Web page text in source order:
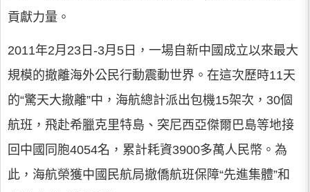
貢獻力量。
2011年2月23日-3月5日，一場自新中國成立以來最大
規模的撤離海外公民行動震動世界。在這次歷時11天
的“驚天大撤離”中，海航總計派出包機15架次，30個
航班，飛赴希臘克里特島、突尼西亞傑爾巴島等地接
回中國同胞4054名，累計耗資3900多萬人民幣。為
此，海航榮獲中國民航局撤僑航班保障“先進集體”和